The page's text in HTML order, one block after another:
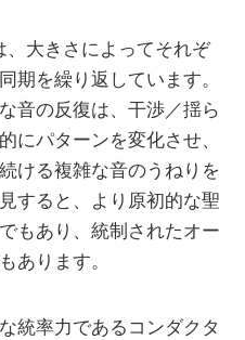
、大きさによってそれぞ
期を繰り返しています。
音の反復は、干渉／揺ら
にパターンを変化させ、
ける複雑な音のうねりを
すると、より原初的な聖
もあり、統制されたオー
あります。
統率力であるコンダクタ